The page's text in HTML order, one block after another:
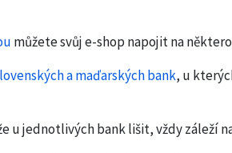
můžete svůj e-shop napojit na
a maďarských bank, u
u jednotlivých bank lišit, vždy záleží